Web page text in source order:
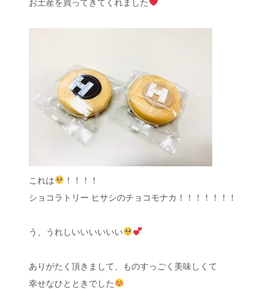
お土産を買ってきてくれました
これは
！！！！
ショコラトリー ヒサシのチョコモナカ！！！！！！！
う、うれしいいいいいい
ありがたく頂きまして、ものすっごく美味しくて
幸せなひとときでした